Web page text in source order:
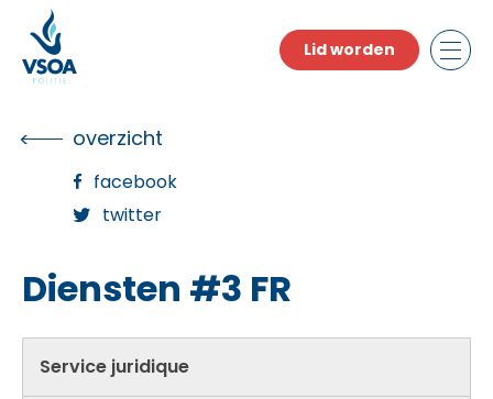
the
content
Lid worden
overzicht
facebook
twitter
Diensten #3 FR
Service juridique